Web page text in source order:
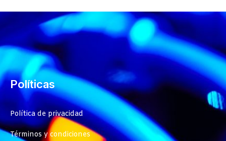
Políticas
Política de privacidad
Términos y condiciones